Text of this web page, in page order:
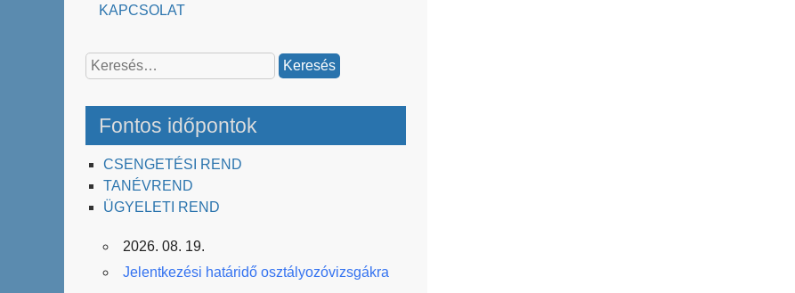
KAPCSOLAT
Keresés:
Fontos időpontok
CSENGETÉSI REND
TANÉVREND
ÜGYELETI REND
2026. 08. 19.
Jelentkezési határidő osztályozóvizsgákra